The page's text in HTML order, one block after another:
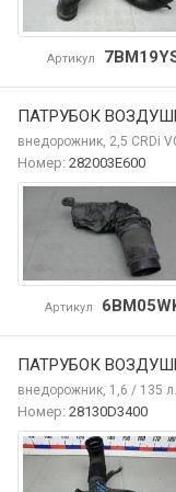
Артикул
ПАТРУБОК
внедорожник, 2,5 CRDi
Номер: 282003E600
Артикул
ПАТРУБОК
внедорожник, 1,6 / 135
Номер: 28130D3400